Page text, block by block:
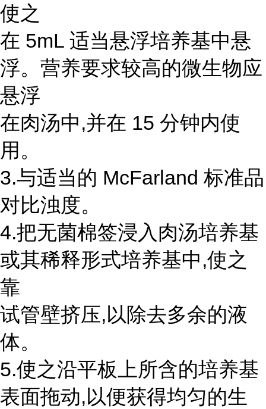
使之
在 5mL 适当悬浮培养基中悬
浮。营养要求较高的微生物应
悬浮
在肉汤中,并在 15 分钟内使
用。
3.与适当的 McFarland 标准品
对比浊度。
4.把无菌棉签浸入肉汤培养基
或其稀释形式培养基中,使之
靠
试管壁挤压,以除去多余的液
体。
5.使之沿平板上所含的培养基
表面拖动,以便获得均匀的生